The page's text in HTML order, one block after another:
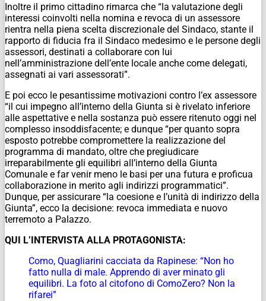
Inoltre il primo cittadino rimarca che “la valutazione degli
interessi coinvolti nella nomina e revoca di un assessore
rientra nella piena scelta discrezionale del Sindaco, stante il
rapporto di fiducia fra il Sindaco medesimo e le persone degli
assessori, destinati a collaborare con lui
nell’amministrazione dell’ente locale anche come delegati,
assegnati ai vari assessorati”.
E poi ecco le pesantissime motivazioni contro l’ex assessore
“il cui impegno all’interno della Giunta si è rivelato inferiore
alle aspettative e nella sostanza può essere ritenuto oggi nel
complesso insoddisfacente; e dunque “per quanto sopra
esposto potrebbe compromettere la realizzazione del
programma di mandato, oltre che pregiudicare
irreparabilmente gli equilibri all’interno della Giunta
Comunale e far venir meno le basi per una futura e proficua
collaborazione in merito agli indirizzi programmatici”.
Dunque, per assicurare “la coesione e l’unità di indirizzo della
Giunta”, ecco la decisione: revoca immediata e nuovo
terremoto a Palazzo.
QUI L’INTERVISTA ALLA PROTAGONISTA:
Como, Quagliarini cacciata da Rapinese: “Non ho
fatto nulla di male. Apprendo di aver minato gli
equilibri. La foto al citofono di ComoZero? Non la
rifarei”